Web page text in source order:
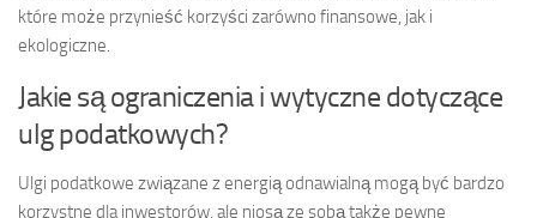
które może przynieść korzyści zarówno finansowe, jak i
ekologiczne.
Jakie są ograniczenia i wytyczne dotyczące
ulg podatkowych?
Ulgi podatkowe związane z energią odnawialną mogą być bardzo
korzystne dla inwestorów, ale niosą ze sobą także pewne